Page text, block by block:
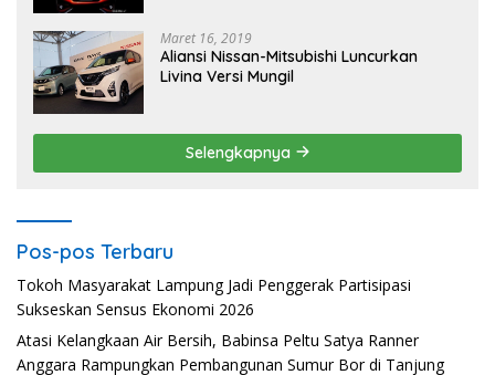
Maret 16, 2019
Aliansi Nissan-Mitsubishi Luncurkan
Livina Versi Mungil
Selengkapnya
Pos-pos Terbaru
Tokoh Masyarakat Lampung Jadi Penggerak Partisipasi
Sukseskan Sensus Ekonomi 2026
Atasi Kelangkaan Air Bersih, Babinsa Peltu Satya Ranner
Anggara Rampungkan Pembangunan Sumur Bor di Tanjung